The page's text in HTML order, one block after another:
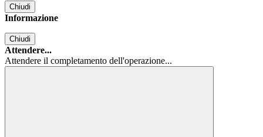
Chiudi
Informazione
Chiudi
Attendere...
Attendere il completamento dell'operazione...